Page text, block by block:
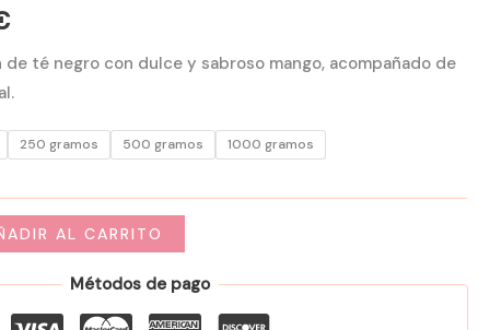
precios:
desde
2,50 €
hasta
50,00 €
té negro con dulce y sabroso mango, acompañado de
250 gramos 500 gramos 1000 gramos
AL CARRITO
Métodos de pago